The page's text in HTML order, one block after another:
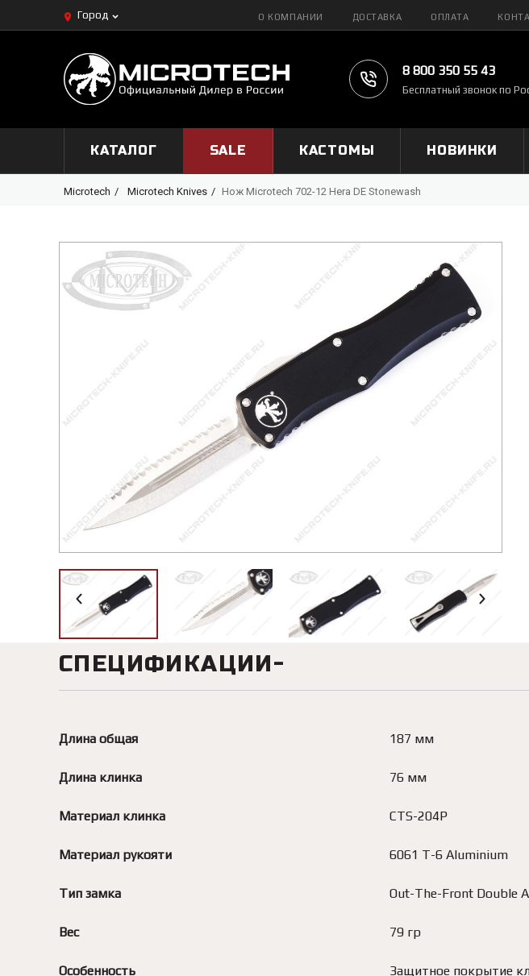
Город О КОМПАНИИ ДОСТАВКА ОПЛАТА
8 800 350 55 43
Бесплатный звонок по
КАТАЛОГ SALE КАСТОМЫ НОВИНКИ
Microtech Microtech Knives Нож Microtech 702-12 Hera DE Stonewash
СПЕЦИФИКАЦИИ
Длина общая 187 мм
Длина клинка 76 мм
Материал клинка CTS-204P
Материал рукояти 6061 T-6 Aluminium
Тип замка Out-The-Front Double
Вес 79 гр
Особенность Защитное покрытие